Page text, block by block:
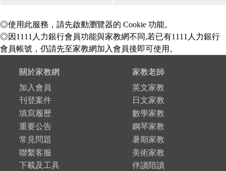
◎使用此服務，請先啟動瀏覽器的 Cookie 功能。
◎因1111人力銀行會員功能與家教網不同,若已有1111人力銀行
會員帳號，仍請先至家教網加入會員後即可使用。
關於家教網
加入會員
刊登案件
填寫履歷
重要公告
常見問題
聯繫客服
下載及工具
家教老師
英文家教
日文家教
數學家教
鋼琴家教
暑期家教
美術家教
伴讀陪讀